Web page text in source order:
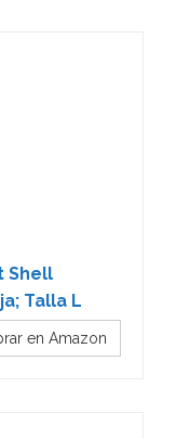
Shell
Talla L
en Amazon